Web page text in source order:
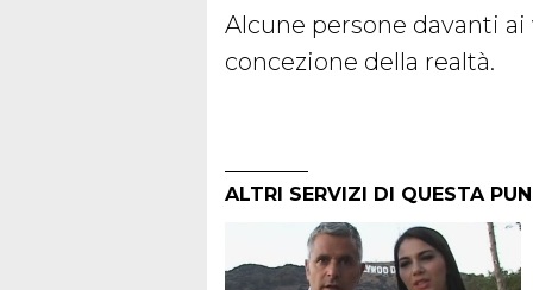
Alcune persone davanti
concezione della realtà.
ALTRI SERVIZI DI QUESTA